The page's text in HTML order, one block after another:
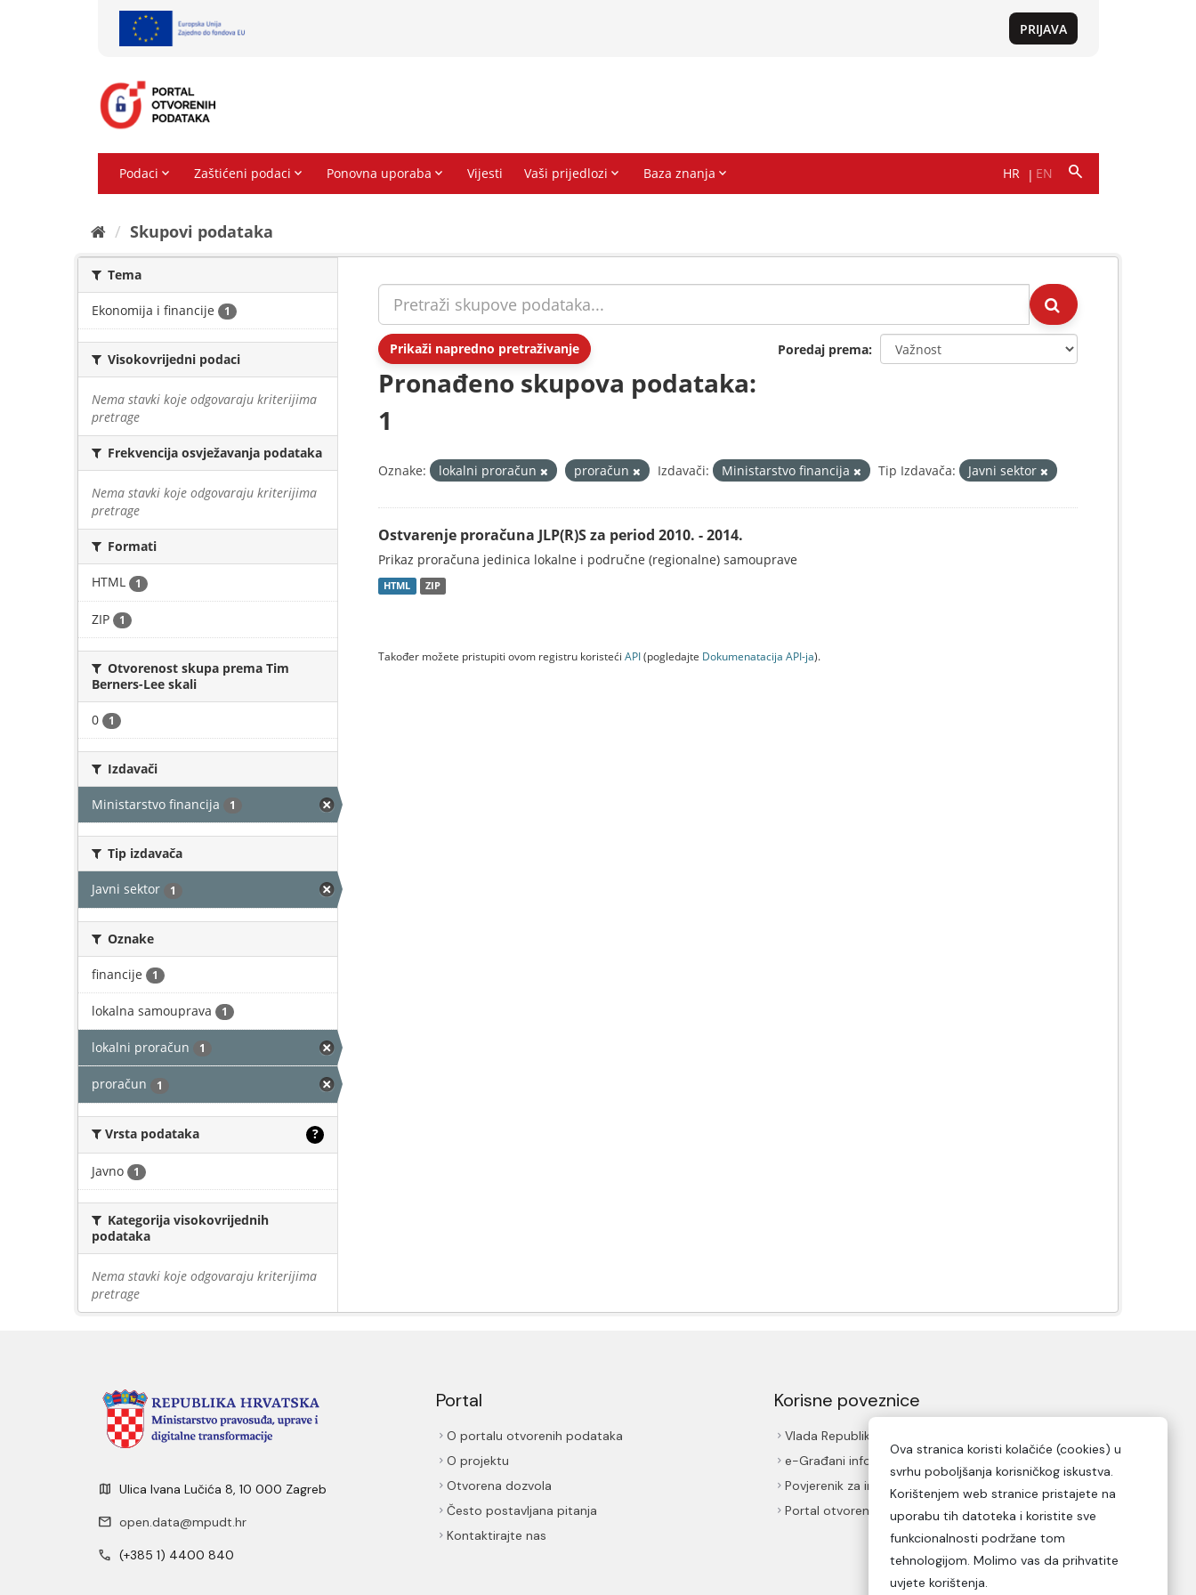
Skupovi podаtаkа
Tema
Ekonomija i financije 1
Visokovrijedni podaci
Nema stavki koje odgovaraju kriterijima
pretrage
Frekvencija osvježavanja podataka
Nema stavki koje odgovaraju kriterijima
pretrage
Formati
HTML 1
ZIP 1
Otvorenost skupa prema Tim
Berners-Lee skali
0 1
Izdavači
Ministarstvo financija 1
Tip izdavača
Javni sektor 1
Oznake
financije 1
lokalna samouprava 1
lokalni proračun 1
proračun 1
Vrsta podataka ?
Javno 1
Kategorija visokovrijednih
podataka
Nema stavki koje odgovaraju kriterijima
pretrage
Prikaži napredno pretraživanje Poredaj prema
Pronađeno skupova podataka:
1
Oznake: lokalni proračun proračun Izdavači: Ministarstvo financija Tip Izdavača: Javni sektor
Ostvarenje proračuna JLP(R)S za period 2010. - 2014.
Prikaz proračuna jedinica lokalne i područne (regionalne) samouprave
HTML ZIP
Također možete pristupiti ovom registru koristeći API(pogledajte Dokumenаtаcijа API-jа).